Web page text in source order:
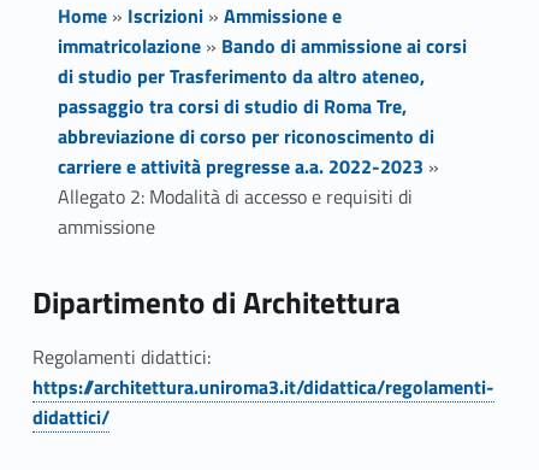
Home» Iscrizioni» Ammissione e
immatricolazione» Bando di ammissione ai corsi
di studio per Trasferimento da altro ateneo,
passaggio tra corsi di studio di Roma Tre,
abbreviazione di corso per riconoscimento di
carriere e attività pregresse a.a. 2022-2023 »
Allegato 2: Modalità di accesso e requisiti di
ammissione
A
l
l
Dipartimento di Architettura
Regolamenti didattici:
https://architettura.uniroma3.it/didattica/regolamenti-
didattici/